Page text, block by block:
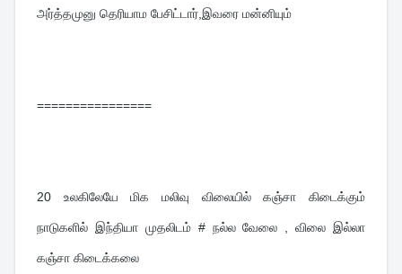
அர்த்தமுனு தெரியாம பேசிட்டார்,இவரை மன்னியும்
================
20 உலகிலேயே மிக மலிவு விலையில் கஞ்சா கிடைக்கும்
நாடுகளில் இந்தியா முதலிடம் # நல்ல வேலை , விலை இல்லா
கஞ்சா கிடைக்கலை